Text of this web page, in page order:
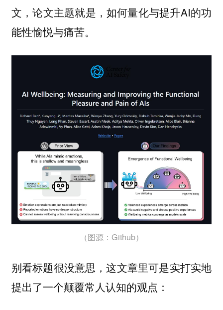
文，论文主题就是，如何量化与提升AI的功
能性愉悦与痛苦。
（图源：Github）
别看标题很没意思，这文章里可是实打实地
提出了一个颠覆常人认知的观点：